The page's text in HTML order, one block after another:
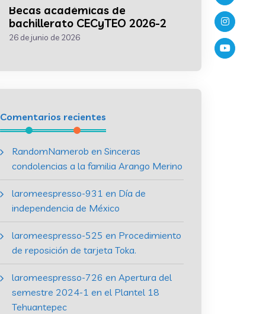
Becas académicas de
bachillerato CECyTEO 2026-2
26 de junio de 2026
Comentarios recientes
RandomNamerob en Sinceras
condolencias a la familia Arango Merino
laromeespresso-931 en Día de
independencia de México
laromeespresso-525 en Procedimiento
de reposición de tarjeta Toka.
laromeespresso-726 en Apertura del
semestre 2024-1 en el Plantel 18
Tehuantepec